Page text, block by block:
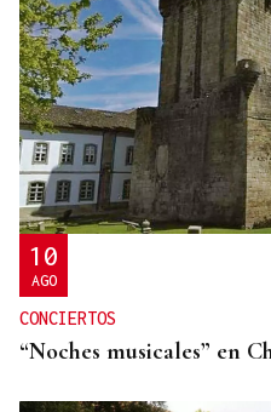
LA REVISTA
La playlist de... Jay Doe
10
AGO
CONCIERTOS
“Noches musicales” en